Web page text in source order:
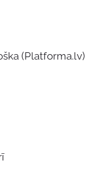
(Platforma.lv)